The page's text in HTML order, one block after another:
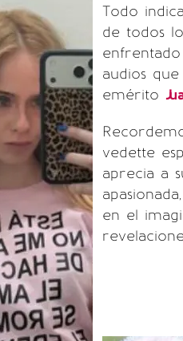
Todo
de todos
audios
emérito
vedette
aprecia a
en el